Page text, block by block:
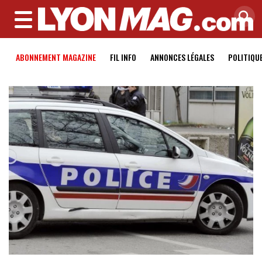
MENU
ABONNEMENT MAGAZINE FIL INFO ANNONCES LÉGALES